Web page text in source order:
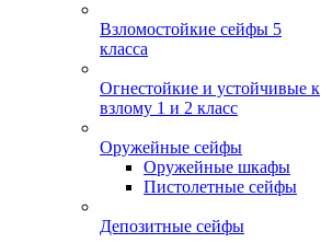
Взломостойкие сейфы 5
класса
Огнестойкие и устойчивые к
взлому 1 и 2 класс
Оружейные сейфы
Оружейные шкафы
Пистолетные сейфы
Депозитные сейфы